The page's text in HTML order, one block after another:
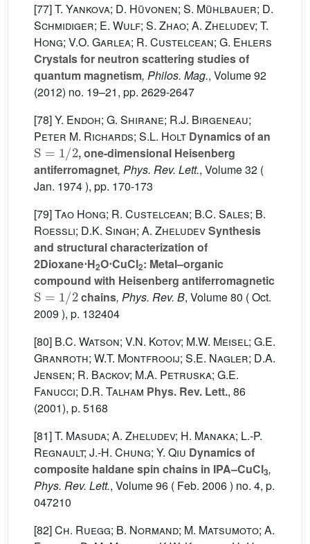
[77]T. Yankova; D. Hüvonen; S. Mühlbauer; D.
Schmidiger; E. Wulf; S. Zhao; A. Zheludev; T.
Hong; V.O. Garlea; R. Custelcean; G. Ehlers
Crystals for neutron scattering studies of
quantum magnetism, Philos. Mag., Volume 92
(2012) no. 19–21, pp. 2629-2647
[78]Y. Endoh; G. Shirane; R.J. Birgeneau;
Peter M. Richards; S.L. Holt Dynamics of an
S=1/2
, one-dimensional Heisenberg
antiferromagnet, Phys. Rev. Lett., Volume 32 (
Jan. 1974 ), pp. 170-173
[79]Tao Hong; R. Custelcean; B.C. Sales; B.
Roessli; D.K. Singh; A. ZheludevSynthesis
and structural characterization of
2Dioxane⋅H2O⋅CuCl2: Metal–organic
compound with Heisenberg antiferromagnetic
S=1/2
chains, Phys. Rev. B, Volume 80 ( Oct.
2009 ), p. 132404
[80] B.C. Watson; V.N. Kotov; M.W. Meisel; G.E.
Granroth; W.T. Montfrooij; S.E. Nagler; D.A.
Jensen; R. Backov; M.A. Petruska; G.E.
Fanucci; D.R. Talham Phys. Rev. Lett., 86
(2001), p. 5168
[81]T. Masuda; A. Zheludev; H. Manaka; L.-P.
Regnault; J.-H. Chung; Y. Qiu Dynamics of
composite haldane spin chains in IPA–CuCl3,
Phys. Rev. Lett., Volume 96 ( Feb. 2006 ) no. 4, p.
047210
[82]Ch. Ruegg; B. Normand; M. Matsumoto; A.